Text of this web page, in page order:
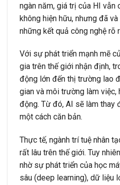
ngàn năm, giá trị của HI vẫn
không hiện hữu, nhưng đã
những kết quả công nghệ rõ
Với sự phát triển mạnh mẽ
gia trên thế giới nhận định,
động lớn đến thị trường lao
gian và môi trường làm việc,
động. Từ đó, AI sẽ làm thay
một cách căn bản.
Thực tế, ngành trí tuệ nhân
rất lâu trên thế giới. Tuy
nhờ sự phát triển của học
sâu (deep learning), dữ liệu